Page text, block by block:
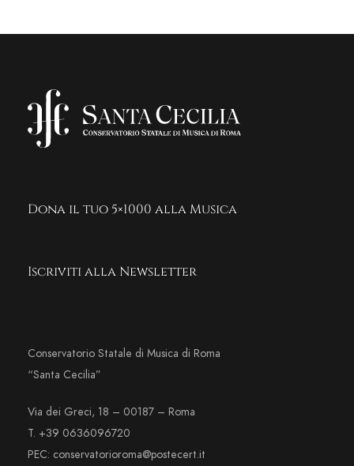
Dona il tuo 5×1000 alla Musica
Iscriviti alla Newsletter
Conservatorio Statale di Musica di Roma
“Santa Cecilia”
Via dei Greci, 18 – 00187 – Roma
T. +39 0636096720
PEC: conservatorioroma@postecert.it